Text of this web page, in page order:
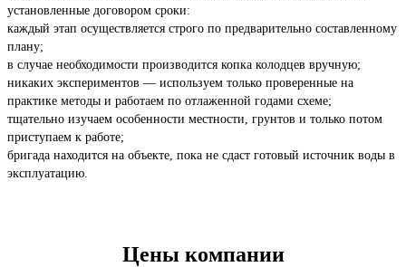
установленные договором сроки:
каждый этап осуществляется строго по предварительно составленному
плану;
в случае необходимости производится копка колодцев вручную;
никаких экспериментов — используем только проверенные на
практике методы и работаем по отлаженной годами схеме;
тщательно изучаем особенности местности, грунтов и только потом
приступаем к работе;
бригада находится на объекте, пока не сдаст готовый источник воды в
эксплуатацию.
Цены компании